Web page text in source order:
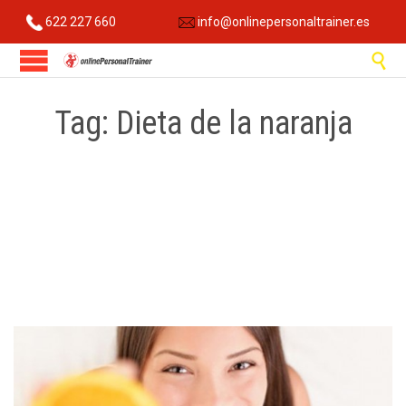
622 227 660 info@onlinepersonaltrainer.es

Tag: Dieta de la naranja